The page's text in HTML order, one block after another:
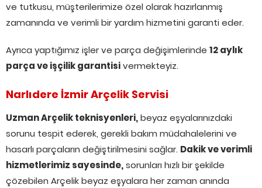
ve tutkusu, müşterilerimize özel olarak hazırlanmış
zamanında ve verimli bir yardım hizmetini garanti eder.
Ayrıca yaptığımız işler ve parça değişimlerinde 12 aylık
parça ve işçilik garantisivermekteyiz.
Narlıdere İzmir Arçelik Servisi
Uzman Arçelik teknisyenleri,beyaz eşyalarınızdaki
sorunu tespit ederek, gerekli bakım müdahalelerini ve
hasarlı parçaların değiştirilmesini sağlar. Dakik ve verimli
hizmetlerimiz sayesinde,sorunları hızlı bir şekilde
çözebilen Arçelik beyaz eşyalara her zaman anında